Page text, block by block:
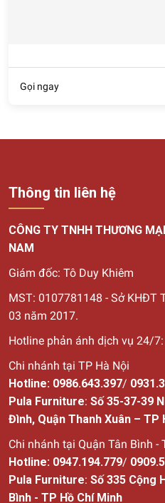
Gọi ngay
Thông tin liên hệ
CÔNG TY TNHH THƯƠNG
NAM
Giám đốc: Tô Duy Khiêm
MST: 0107781148 - Sở KHĐT
03 năm 2017.
Hotline phản ánh dịch vụ 24/
Chi nhánh tại TP Hà Nội
Hotline: 0986.643.397/
Pula Furniture: Số 35-37-39
Đình, Quận Thanh Xuân – TP
Chi nhánh tại Quận Tân Bình -
Hotline: 0947.194.779/
Pula Furniture: Số 335 Cộng
Bình - TP Hồ Chí Minh